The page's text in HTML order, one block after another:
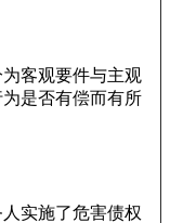
客观要件与主观
是否有偿而有所
实施了危害债权